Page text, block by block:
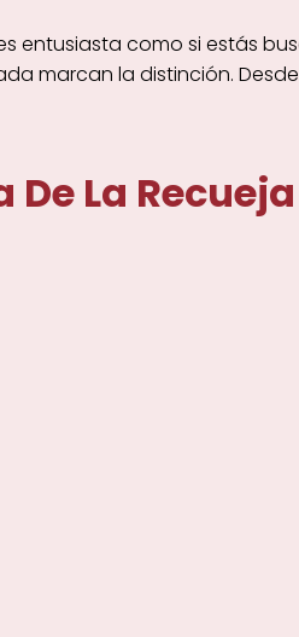
entusiasta como si estás
marcan la distinción.
De La